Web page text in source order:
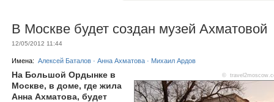
В Москве будет создан музей Ахматовой
12/05/2012 11:44
Имена: Алексей Баталов · Анна Ахматова · Михаил Ардов
©
На Большой Ордынке в
Москве, в доме, где жила
Анна Ахматова, будет